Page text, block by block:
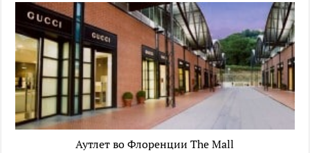
Аутлет во Флоренции The Mall